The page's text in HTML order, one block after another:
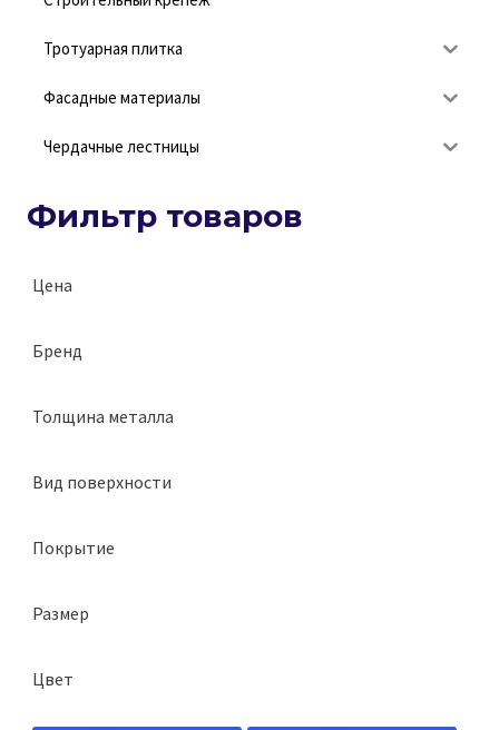
Тротуарная плитка
Фасадные материалы
Чердачные лестницы
Фильтр товаров
Цена
Бренд
Мегастил
Толщина металла
0,45 мм
Вид поверхности
матовая
Покрытие
Drap
Размер
2 м
Цвет